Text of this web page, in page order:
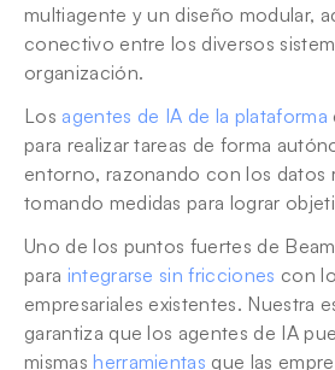
multiagente y un diseño modular,
conectivo entre los diversos
organización.
Los agentes de IA de la plataforma
para realizar tareas de forma
entorno, razonando con los datos
tomando medidas para lograr
Uno de los puntos fuertes de
para integrarse sin fricciones con
empresariales existentes. Nuestra
garantiza que los agentes de IA
mismas herramientas que las